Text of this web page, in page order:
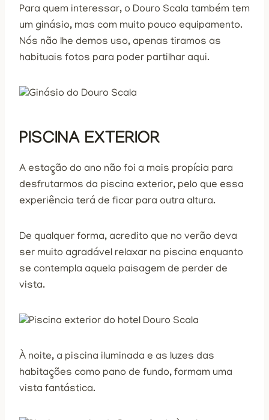
Para quem interessar, o Douro Scala também tem
um ginásio, mas com muito pouco equipamento.
Nós não lhe demos uso, apenas tiramos as
habituais fotos para poder partilhar aqui.
PISCINA EXTERIOR
A estação do ano não foi a mais propícia para
desfrutarmos da piscina exterior, pelo que essa
experiência terá de ficar para outra altura.
De qualquer forma, acredito que no verão deva
ser muito agradável relaxar na piscina enquanto
se contempla aquela paisagem de perder de
vista.
À noite, a piscina iluminada e as luzes das
habitações como pano de fundo, formam uma
vista fantástica.